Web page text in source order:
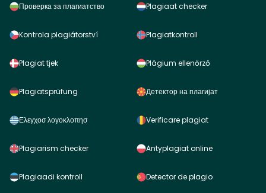
Проверка за плагиатство
Kontrola plagiátorství
Plagiat tjek
Plagiatsprüfung
Ελεγχοσ λογοκλοπησ
Plagiarism checker
Plagiaadi kontroll
Plagiaat checker
Plagiatkontroll
Plágium ellenőrző
Детектор на плагијат
Verificare plagiat
Antyplagiat online
Detector de plagio